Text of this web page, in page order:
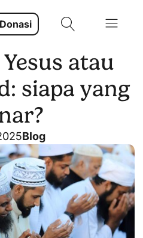
Donasi
atau
siapa yang
Blog